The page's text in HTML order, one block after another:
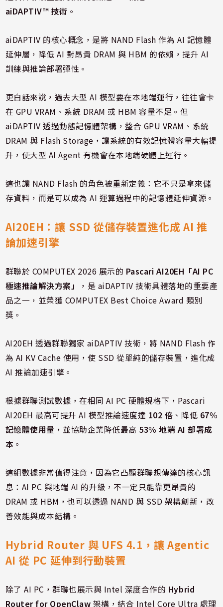
aiDAPTIV™ 技術 。
aiDAPTIV 的核心概念，是將 NAND Flash 作為 AI 記憶體
延伸層，降低 AI 對昂貴 DRAM 與 HBM 的依賴，提升 AI
訓練與推論部署彈性。
更白話來說，過去大型 AI 模型要在本地端運行，往往會卡
在 GPU VRAM、系統 DRAM 或 HBM 容量不足。但
aiDAPTIV 透過動態記憶體架構，整合 GPU VRAM、系統
DRAM 與 Flash Storage，讓系統的有效記憶體容量大幅提
升，使大型 AI Agent 有機會在本地端硬體上運行。
這也讓 NAND Flash 的角色被重新定義：它不只是拿來儲
存資料，而是可以成為 AI 運算過程中的記憶體延伸資源。
AI20EH：讓 SSD 從儲存裝置進化成 AI 推
論加速引擎
群聯於 COMPUTEX 2026 展示的 Pascari AI20EH「AI PC
極速推論解決方案」
，是 aiDAPTIV 技術具體落地的重要產
品之一，並榮獲 COMPUTEX Best Choice Award 類別
獎。
AI20EH 透過群聯獨家 aiDAPTIV 技術，將 NAND Flash 作
為 AI KV Cache 使用，使 SSD 從單純的儲存裝置，進化成
AI 推論加速引擎。
根據群聯測試數據，在相同 AI PC 硬體規格下，Pascari
AI20EH 最高可提升 AI 模型推論速度達 102 倍 、降低 67%
記憶體使用量 ，並協助企業降低最高 53% 地端 AI 部署成
本 。
這組數據非常值得注意，因為它凸顯群聯想傳達的核心訊
息：AI PC 與地端 AI 的升級，不一定只能靠更昂貴的
DRAM 或 HBM，也可以透過 NAND 與 SSD 架構創新，改
善效能與成本結構。
Hybrid Router 與 UFS 4.1，讓 Agentic
AI 從 PC 延伸到行動裝置
除了 AI PC，群聯也展示與 Intel 深度合作的 Hybrid
Router for OpenClaw 架構，結合 Intel Core Ultra 處理